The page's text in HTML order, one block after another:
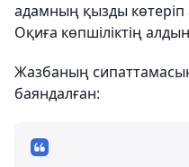
адамның қызды көтеріп
Оқиға көпшіліктің
Жазбаның
баяндалған: